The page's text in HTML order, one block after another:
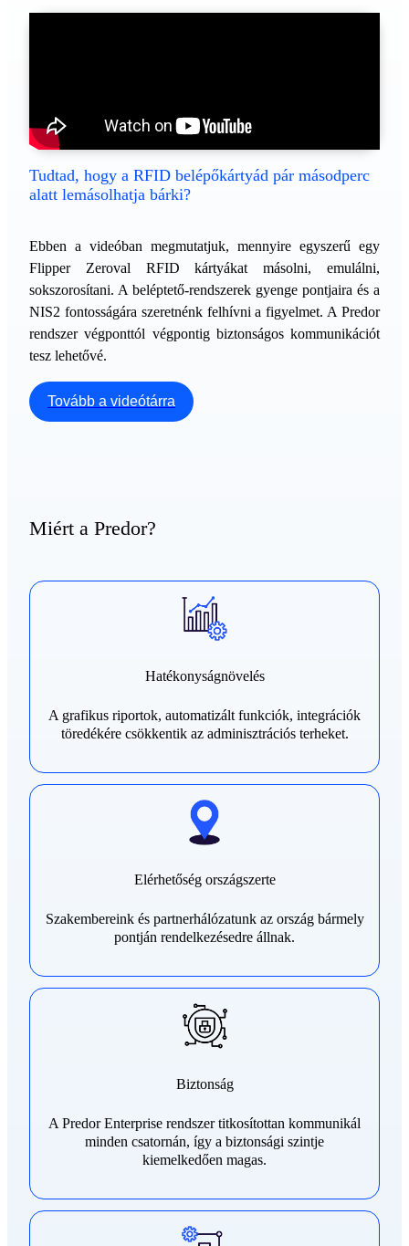
Tudtad, hogy a RFID belépőkártyád pár másodperc
alatt lemásolhatja bárki?
Ebben a videóban megmutatjuk, mennyire egyszerű egy
Flipper Zeroval RFID kártyákat másolni, emulálni,
sokszorosítani. A beléptető-rendszerek gyenge pontjaira és a
NIS2 fontosságára szeretnénk felhívni a figyelmet. A Predor
rendszer végponttól végpontig biztonságos kommunikációt
tesz lehetővé.
Tovább a videótárra
Miért a Predor?
Hatékonyságnövelés
A grafikus riportok, automatizált funkciók, integrációk
töredékére csökkentik az adminisztrációs terheket.
Elérhetőség országszerte
Szakembereink és partnerhálózatunk az ország bármely
pontján rendelkezésedre állnak.
Biztonság
A Predor Enterprise rendszer titkosítottan kommunikál
minden csatornán, így a biztonsági szintje
kiemelkedően magas.